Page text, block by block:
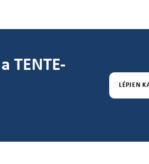
TENTE-
LÉPJEN